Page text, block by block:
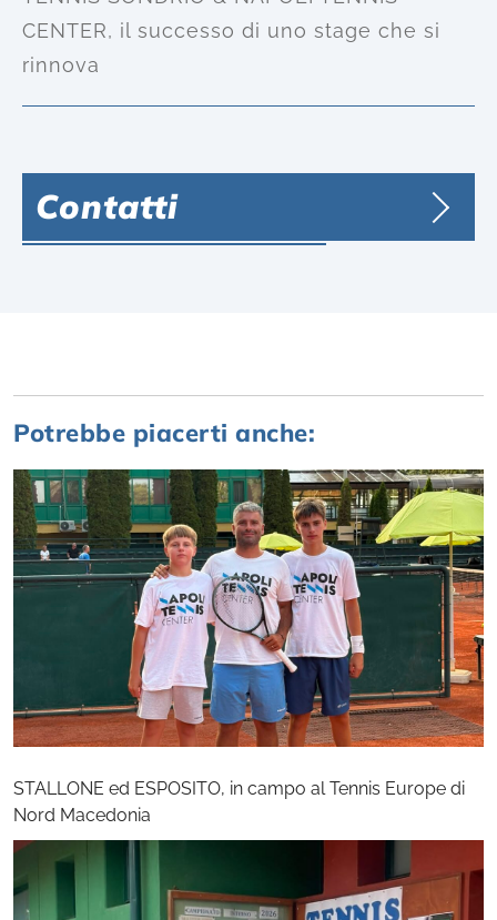
CENTER, il successo di uno stage che si
rinnova
Contatti
Potrebbe piacerti anche:
STALLONE ed ESPOSITO, in campo al Tennis Europe di
Nord Macedonia